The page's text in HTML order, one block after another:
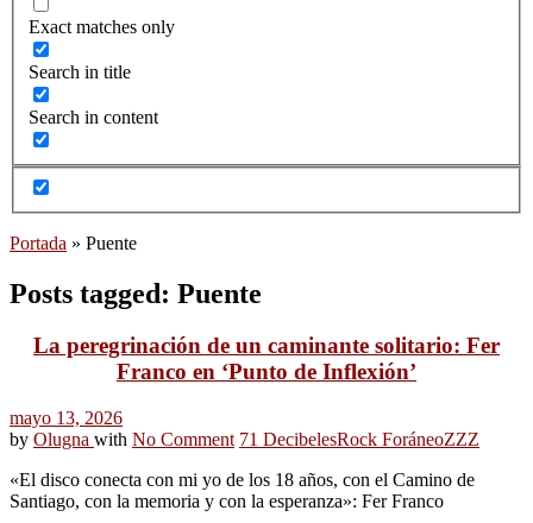
Exact matches only
Search in title
Search in content
Portada » Puente
Posts tagged: Puente
La peregrinación de un caminante solitario: Fer
Franco en ‘Punto de Inflexión’
mayo 13, 2026
by Olugna with No Comment 71 DecibelesRock ForáneoZZZ
«El disco conecta con mi yo de los 18 años, con el Camino de
Santiago, con la memoria y con la esperanza»: Fer Franco